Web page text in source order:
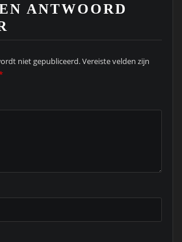
ANTWOORD
niet gepubliceerd.Vereiste velden zijn